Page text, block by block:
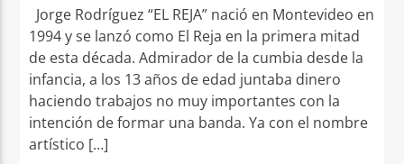
Jorge Rodríguez “EL REJA” nació en Montevideo en
1994 y se lanzó como El Reja en la primera mitad
de esta década. Admirador de la cumbia desde la
infancia, a los 13 años de edad juntaba dinero
haciendo trabajos no muy importantes con la
intención de formar una banda. Ya con el nombre
artístico […]